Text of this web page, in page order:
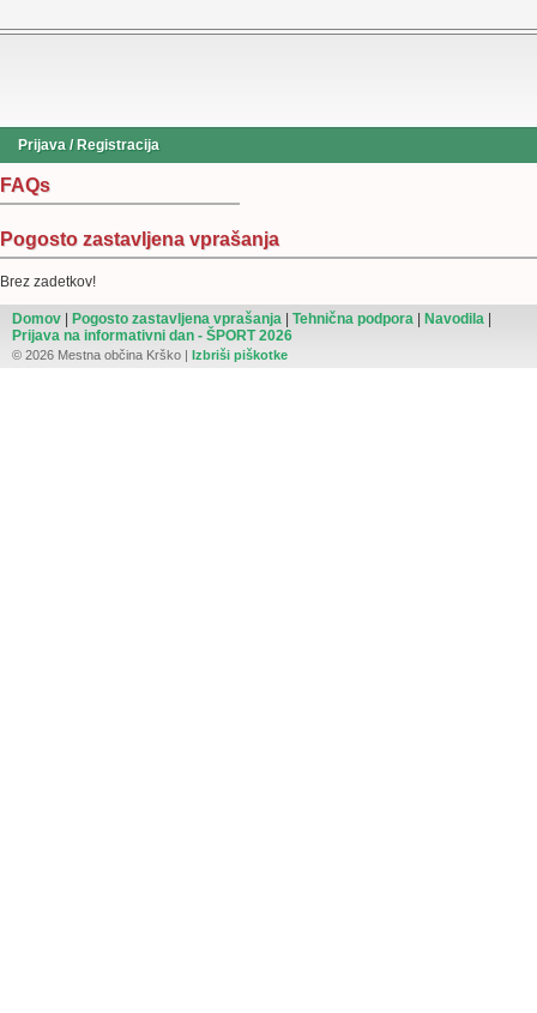
Prijava / Registracija
FAQs
Pogosto zastavljena vprašanja
Brez zadetkov!
Domov Pogosto zastavljena vprašanja Tehnična podpora Navodila
Prijava na informativni dan - ŠPORT 2026
© 2026 Mestna občina Krško | Izbriši piškotke